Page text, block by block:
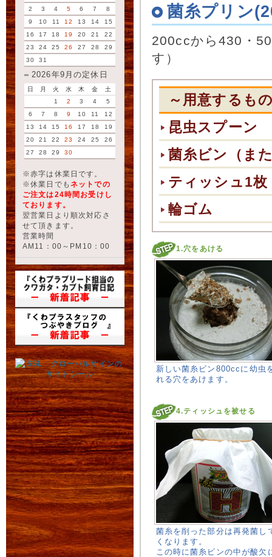
2
3 4 5 6 7
8
9
10 11 12 13 14
15
16
17 18 19 20 21
22
23
24 25 26 27 28
29
30
31
2026年9月の定休日
日 月 火 水 木 金
土
1
2 3 4
5
6
7 8 9 10 11
12
13
14 15 16 17 18
19
20
21 22 23 24 25
26
27
28 29 30
※赤字は休業日です。
※休業日でも ネットでの
ご注文は24時間お受けし
ております。
翌営業日より順次対応さ
せて頂きます。
営業時間
AM11：00～PM10：00
菌糸プリン
200ccから430・
す）
～用意するも
昆虫スプーン
菌糸ビン（ま
ティッシュ1枚
輪ゴム
1.穴をあける
新しい菌糸ビン800ccに幼虫
れる穴をあけます。
4.ティッシュを被せる
菌糸を削った部分は再発菌し
くなります。
この時に菌糸ビンの中が酸欠